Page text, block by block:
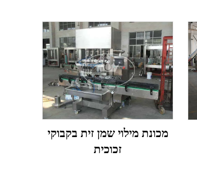
מכונת מילוי שמן זית בקבוקי
זכוכית